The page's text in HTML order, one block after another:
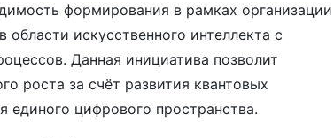
формирования в рамках организации
области искусственного интеллекта с
Данная инициатива позволит
роста за счёт развития квантовых
единого цифрового пространства.